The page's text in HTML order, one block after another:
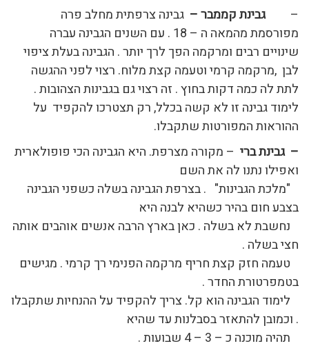
–גבינת קממבר – גבינה צרפתית מחלב פרה
מפורסמת מהמאה ה – 18 . עם השנים הגבינה עברה
שינויים רבים ומרקמה הפך לרך יותר . הגבינה בעלת ציפוי
לבן ,מרקמה קרמי וטעמה קצת מלוח. רצוי לפני ההגשה
לתת לה כמה דקות בחוץ . זה רצוי גם בגבינות הצהובות .
לימוד גבינה זו לא קשה בכלל, רק תצטרכו להקפיד על
ההוראות המפורטות שתקבלו.
– גבינת ברי – מקורה מצרפת. היא הגבינה הכי פופולארית
ואפילו נתנו לה את השם
"מלכת הגבינות" . בצרפת הגבינה בשלה כשפני הגבינה
בצבע חום בהיר כשהיא לבנה היא
נחשבת לא בשלה . כאן בארץ הרבה אנשים אוהבים אותה
חצי בשלה .
טעמה חזק קצת חריף מרקמה הפנימי רך קרמי . מגישים
בטמפרטורת החדר .
לימוד הגבינה הוא קל. צריך להקפיד על ההנחיות שתקבלו
. וכמובן להתאזר בסבלנות עד שהיא
תהיה מוכנה כ – 3 – 4 שבועות .